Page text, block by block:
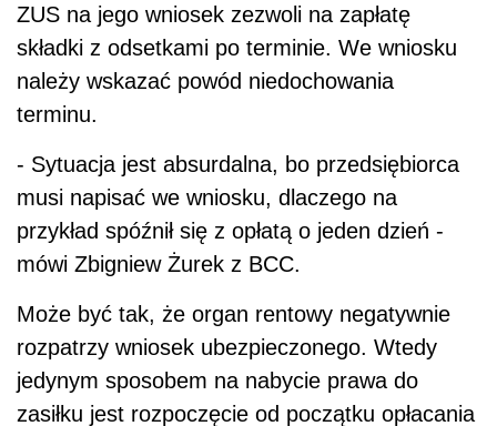
ZUS na jego wniosek zezwoli na zapłatę
składki z odsetkami po terminie. We wniosku
należy wskazać powód niedochowania
terminu.
- Sytuacja jest absurdalna, bo przedsiębiorca
musi napisać we wniosku, dlaczego na
przykład spóźnił się z opłatą o jeden dzień -
mówi Zbigniew Żurek z BCC.
Może być tak, że organ rentowy negatywnie
rozpatrzy wniosek ubezpieczonego. Wtedy
jedynym sposobem na nabycie prawa do
zasiłku jest rozpoczęcie od początku opłacania